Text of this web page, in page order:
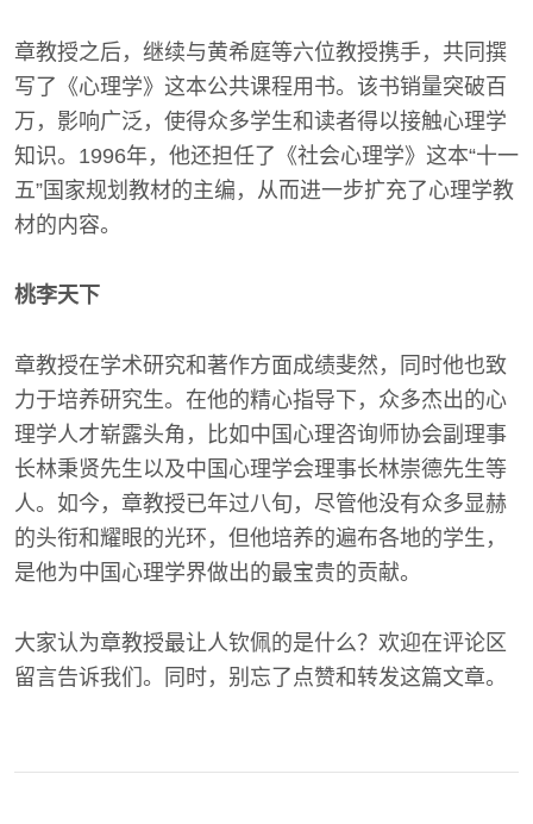
章教授之后，继续与黄希庭等六位教授携手，共同撰
写了《心理学》这本公共课程用书。该书销量突破百
万，影响广泛，使得众多学生和读者得以接触心理学
知识。1996年，他还担任了《社会心理学》这本“十一
五”国家规划教材的主编，从而进一步扩充了心理学教
材的内容。
桃李天下
章教授在学术研究和著作方面成绩斐然，同时他也致
力于培养研究生。在他的精心指导下，众多杰出的心
理学人才崭露头角，比如中国心理咨询师协会副理事
长林秉贤先生以及中国心理学会理事长林崇德先生等
人。如今，章教授已年过八旬，尽管他没有众多显赫
的头衔和耀眼的光环，但他培养的遍布各地的学生，
是他为中国心理学界做出的最宝贵的贡献。
大家认为章教授最让人钦佩的是什么？欢迎在评论区
留言告诉我们。同时，别忘了点赞和转发这篇文章。